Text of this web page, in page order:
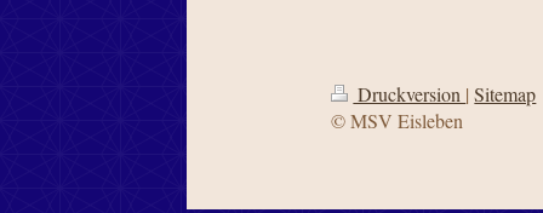
Druckversion | Sitemap
© MSV Eisleben